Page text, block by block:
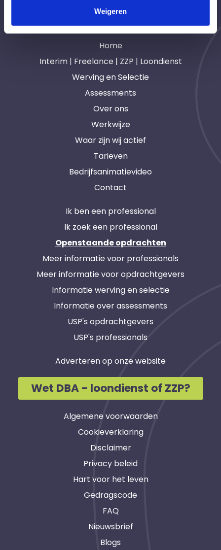
Weigeren
Navigatie
Home
Interim | Freelance | ZZP | Loondienst
Werving en Selectie
Assessments
Over ons
Werkwijze
Waar zijn wij actief
Tarieven
Bedrijfsanimatievideo
Contact
Ik ben een professional
Ik zoek een professional
Openstaande opdrachten
Meer informatie voor professionals
Meer informatie voor opdrachtgevers
Informatie werving en selectie
Informatie over assessments
USP's opdrachtgevers
USP's professionals
Adverteren op onze website
Wet DBA - loondienst of ZZP?
Algemene voorwaarden
Cookieverklaring
Disclaimer
Privacy beleid
Hart voor het leven
Gedragscode
FAQ
Nieuwsbrief
Blogs